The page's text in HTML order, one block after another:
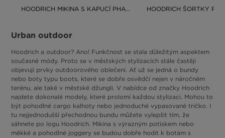
HOODRICH MIKINA S KAPUCÍ PHANTOM HOODRICH ŠORTKY
Urban outdoor
Hoodrich a outdoor? Ano! Funkčnost se stala důležitým aspektem
současné módy. Proto se v městských stylizacích stále častěji
objevují prvky outdoorového oblečení. Ať už se jedná o bundy
nebo boty typu boots, které se dobře osvědčí nejen v náročném
terénu, ale také v městské džungli. V nabídce od značky Hoodrich
najdete dokonalé modely, které prolomí každou stylizaci. Mohou to
být pohodlné cargo kalhoty nebo jednoduché vypasované tričko. I
tu nejjednodušší přechodnou bundu můžete vylepšit tím, že
sáhnete po logu Hoodrich. Mikina s výrazným potiskem nebo
měkké a pohodlné joggery se budou dobře hodit k botám s